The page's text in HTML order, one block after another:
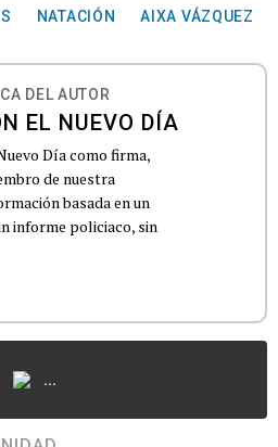
NATACIÓN
AIXA VÁZQUEZ
DEL AUTOR
EL NUEVO DÍA
Día como firma,
de nuestra
basada en un
informe policiaco, sin
...